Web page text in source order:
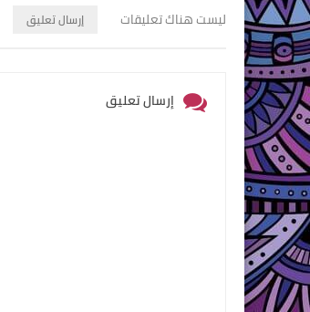
ليست هناك تعليقات إرسال تعليق
إرسال تعليق